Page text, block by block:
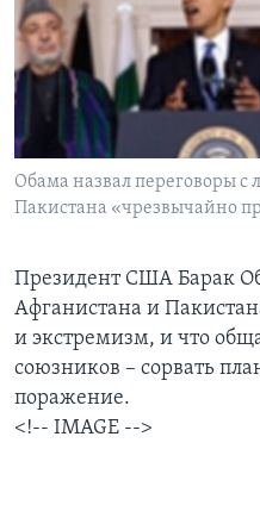
Learning English
СОЦИАЛЬНЫЕ СЕТИ
Языки
Обама назвал переговоры
Пакистана «чрезвычайно
Президент США Барак
Афганистана и
и экстремизм, и что
союзников – сорвать
поражение.
<!-- IMAGE -->